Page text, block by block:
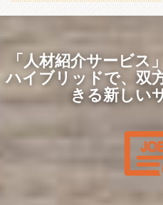
の業務もお任せいた
CTO兼CHRO 1名
採用担当 1名 ※
予定
育成・組織担当 2名
アシスタント 1名
中途採用面接・カジ
場選考官も同席）
採用ブランディング
「人材紹介サービ
ハイブリッドで、 双
きる新しい